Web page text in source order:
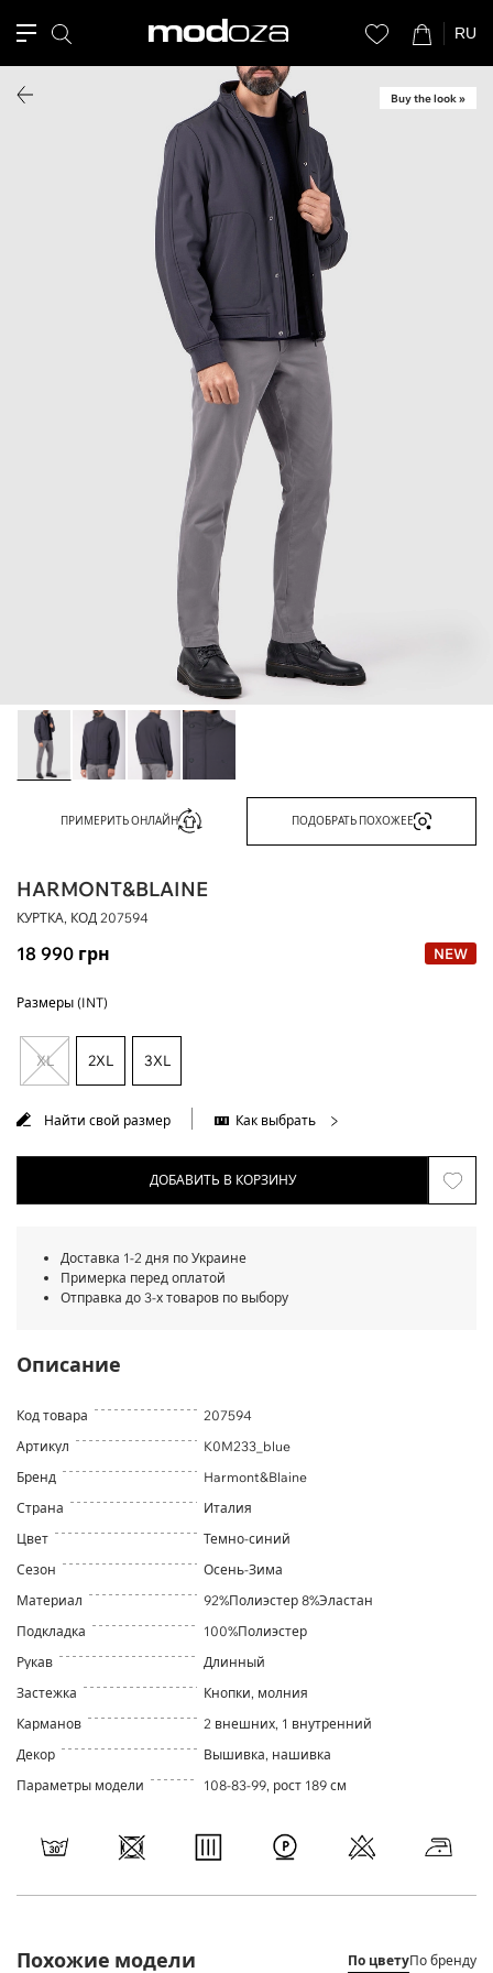
RU
Buy the look »
ПРИМЕРИТЬ ОНЛАЙН ПОДОБРАТЬ ПОХОЖЕЕ
HARMONT&BLAINE
КУРТКА, КОД 207594
18 990 грн NEW
Размеры (INT)
XL 2XL 3XL
Найти свой размер Как выбрать
ДОБАВИТЬ В КОРЗИНУ
Доставка 1-2 дня по Украине
Примерка перед оплатой
Отправка до 3-х товаров по выбору
Описание
Код товара
207594
Артикул
K0M233_blue
Бренд
Harmont&Blaine
Страна
Италия
Цвет
Темно-синий
Сезон
Осень-Зима
Материал
92%Полиэстер 8%Эластан
Подкладка
100%Полиэстер
Рукав
Длинный
Застежка
Кнопки, молния
Карманов
2 внешних, 1 внутренний
Декор
Вышивка, нашивка
Параметры модели
108-83-99, рост 189 см
Похожие модели По цветуПо бренду